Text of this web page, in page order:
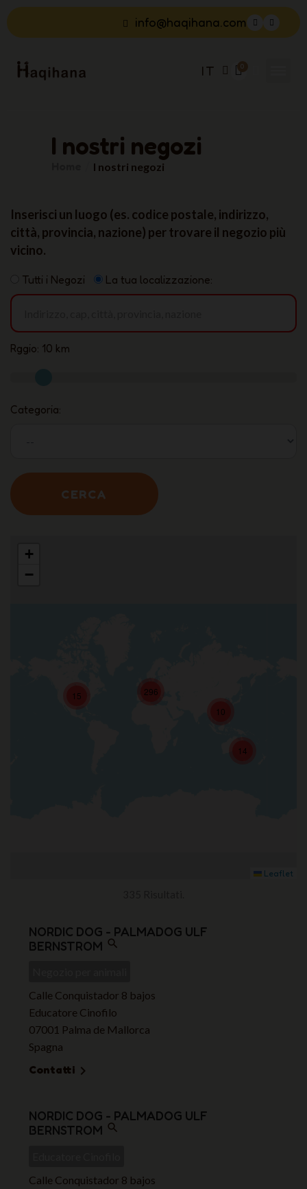
info@haqihana.com
IT
I nostri negozi
I nostri negozi
Inserisci un luogo (es. codice postale, indirizzo,
città, provincia, nazione) per trovare il negozio più
vicino.
Tutti i Negozi La tua localizzazione:
Rggio: 10 km
Categoria:
14
10
15 296
+
−
Leaflet
NORDIC DOG - PALMADOG ULF
BERNSTROM search
Calle Conquistador 8 bajos
Educatore Cinofilo
07001 Palma de Mallorca
Spagna
Contatti 
NORDIC DOG - PALMADOG ULF
BERNSTROM search
Calle Conquistador 8 bajos